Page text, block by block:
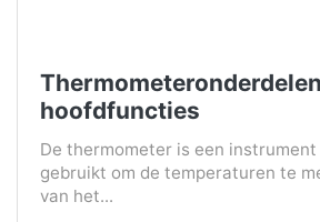
hoofdfuncties
De thermometer is een
gebruikt om de temperaturen te
van het...